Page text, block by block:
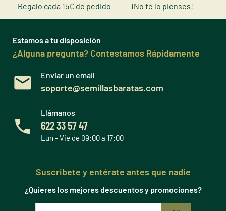
Regalo cada 15€ de pedido ¡No te lo pienses!
Estamos a tu disposición
¿Alguna pregunta? Contestamos Rápidamente
Enviar un email
soporte@semillasbaratas.com
Llámanos
622 33 57 47
Lun - Vie de 09:00 a 17:00
Suscribete y entérate antes que nadie
¿Quieres los mejores descuentos y promociones?